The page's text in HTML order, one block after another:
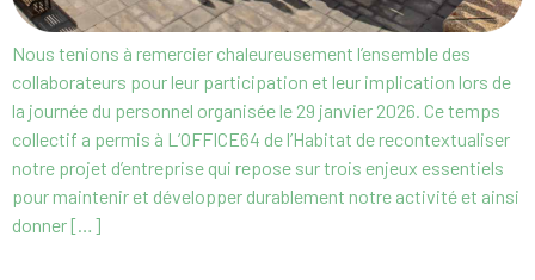
Nous tenions à remercier chaleureusement l’ensemble des
collaborateurs pour leur participation et leur implication lors de
la journée du personnel organisée le 29 janvier 2026. Ce temps
collectif a permis à L’OFFICE64 de l’Habitat de recontextualiser
notre projet d’entreprise qui repose sur trois enjeux essentiels
pour maintenir et développer durablement notre activité et ainsi
donner […]